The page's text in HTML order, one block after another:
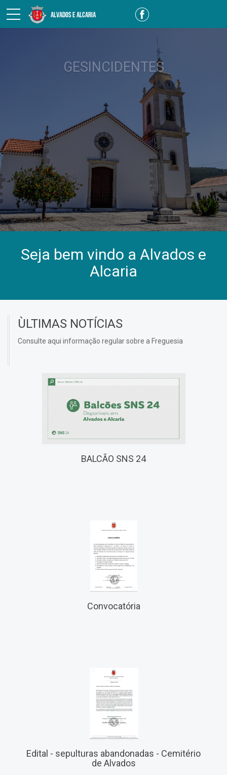
GESINCIDENTES
DETETOU ALGUM INCIDENTE NOS ESPAÇOS
PÚBLICOS DA FREGUESIA?
Seja bem vindo a Alvados e
Alcaria
ÙLTIMAS NOTÍCIAS
Consulte aqui informação regular sobre a Freguesia
BALCÃO SNS 24
Convocatória
Edital - sepulturas abandonadas - Cemitério
de Alvados